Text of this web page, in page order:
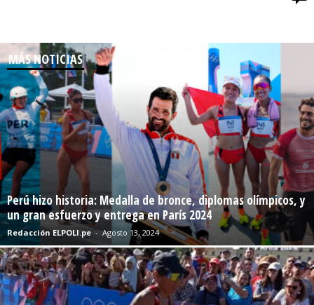
MÁS NOTICIAS
Perú hizo historia: Medalla de bronce, diplomas olímpicos, y
un gran esfuerzo y entrega en París 2024
Redacción ELPOLI.pe - Agosto 13, 2024